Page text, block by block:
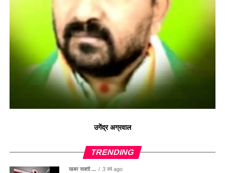
उगेंद्र अग्रवाल
TRENDING
खबर सक्ती ... 3 वर्ष ago